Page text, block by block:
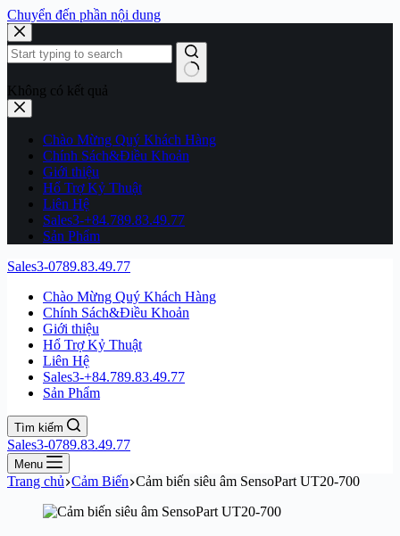
Chuyển đến phần nội dung
Không có kết quả
Chào Mừng Quý Khách Hàng
Chính Sách&Điều Khoản
Giới thiệu
Hổ Trợ Kỷ Thuật
Liên Hệ
Sales3-+84.789.83.49.77
Sản Phẩm
Sales3-0789.83.49.77
Chào Mừng Quý Khách Hàng
Chính Sách&Điều Khoản
Giới thiệu
Hổ Trợ Kỷ Thuật
Liên Hệ
Sales3-+84.789.83.49.77
Sản Phẩm
Tìm kiếm
Sales3-0789.83.49.77
Menu
Trang chủ Cảm Biến Cảm biến siêu âm SensoPart UT20-700